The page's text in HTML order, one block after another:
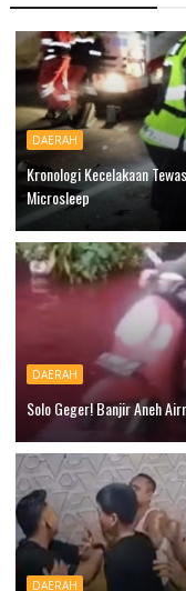
DAERAH
Kronologi Kecelakaan
Microsleep
DAERAH
Solo Geger! Banjir Aneh
DAERAH